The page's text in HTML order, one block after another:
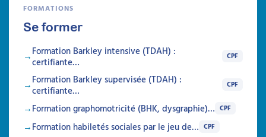
FORMATIONS
Se former
Formation Barkley intensive (TDAH) :
certifiante…
CPF
Formation Barkley supervisée (TDAH) :
certifiante…
CPF
Formation graphomotricité (BHK, dysgraphie)… CPF
Formation habiletés sociales par le jeu de… CPF